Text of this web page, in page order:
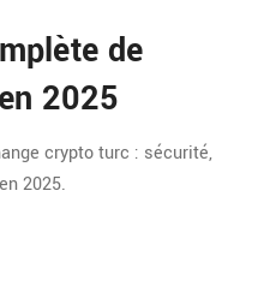
de
2025
crypto turc : sécurité,
2025.